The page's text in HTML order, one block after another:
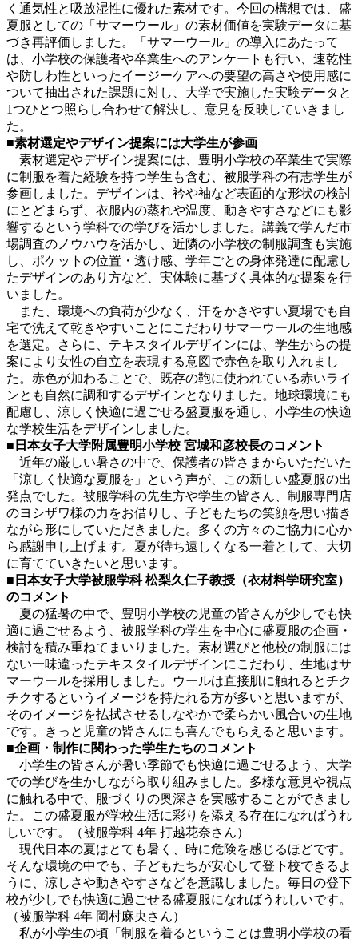
く通気性と吸放湿性に優れた素材です。今回の構想では、盛
夏服としての「サマーウール」の素材価値を実験データに基
づき再評価しました。「サマーウール」の導入にあたって
は、小学校の保護者や卒業生へのアンケートも行い、速乾性
や防しわ性といったイージーケアへの要望の高さや使用感に
ついて抽出された課題に対し、大学で実施した実験データと
1つひとつ照らし合わせて解決し、意見を反映していきまし
た。
■素材選定やデザイン提案には大学生が参画
素材選定やデザイン提案には、豊明小学校の卒業生で実際
に制服を着た経験を持つ学生も含む、被服学科の有志学生が
参画しました。デザインは、衿や袖など表面的な形状の検討
にとどまらず、衣服内の蒸れや温度、動きやすさなどにも影
響するという学科での学びを活かしました。講義で学んだ市
場調査のノウハウを活かし、近隣の小学校の制服調査も実施
し、ポケットの位置・透け感、学年ごとの身体発達に配慮し
たデザインのあり方など、実体験に基づく具体的な提案を行
いました。
また、環境への負荷が少なく、汗をかきやすい夏場でも自
宅で洗えて乾きやすいことにこだわりサマーウールの生地感
を選定。さらに、テキスタイルデザインには、学生からの提
案により女性の自立を表現する意図で赤色を取り入れまし
た。赤色が加わることで、既存の鞄に使われている赤いライ
ンとも自然に調和するデザインとなりました。地球環境にも
配慮し、涼しく快適に過ごせる盛夏服を通し、小学生の快適
な学校生活をデザインしました。
■ 日本女子大学附属豊明小学校 宮城和彦校長のコメント
近年の厳しい暑さの中で、保護者の皆さまからいただいた
「涼しく快適な夏服を」という声が、この新しい盛夏服の出
発点でした。被服学科の先生方や学生の皆さん、制服専門店
のヨシザワ様の力をお借りし、子どもたちの笑顔を思い描き
ながら形にしていただきました。多くの方々のご協力に心か
ら感謝申し上げます。夏が待ち遠しくなる一着として、大切
に育てていきたいと思います。
■日本女子大学被服学科 松梨久仁子教授（衣材料学研究室）
のコメント
夏の猛暑の中で、豊明小学校の児童の皆さんが少しでも快
適に過ごせるよう、被服学科の学生を中心に盛夏服の企画・
検討を積み重ねてまいりました。素材選びと他校の制服には
ない一味違ったテキスタイルデザインにこだわり、生地はサ
マーウールを採用しました。ウールは直接肌に触れるとチク
チクするというイメージを持たれる方が多いと思いますが、
そのイメージを払拭させるしなやかで柔らかい風合いの生地
です。きっと児童の皆さんにも喜んでもらえると思います。
■企画・制作に関わった学生たちのコメント
小学生の皆さんが暑い季節でも快適に過ごせるよう、大学
での学びを生かしながら取り組みました。多様な意見や視点
に触れる中で、服づくりの奥深さを実感することができまし
た。この盛夏服が学校生活に彩りを添える存在になればうれ
しいです。（被服学科 4年 打越花奈さん）
現代日本の夏はとても暑く、時に危険を感じるほどです。
そんな環境の中でも、子どもたちが安心して登下校できるよ
うに、涼しさや動きやすさなどを意識しました。毎日の登下
校が少しでも快適に過ごせる盛夏服になればうれしいです。
（被服学科 4年 岡村麻央さん）
私が小学生の頃「制服を着るということは豊明小学校の看